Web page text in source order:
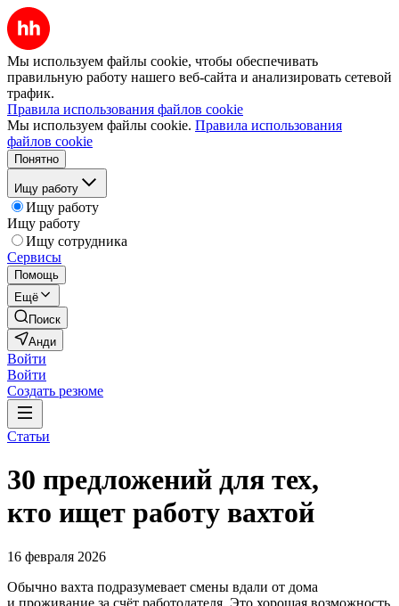
Мы используем файлы cookie, чтобы обеспечивать
правильную работу нашего веб-сайта и анализировать сетевой
трафик.
Правила использования файлов cookie
Мы используем файлы cookie. Правила использования
файлов cookie
Понятно
Ищу работу
Ищу работу
Ищу работу
Ищу сотрудника
Сервисы
Помощь
Ещё
Поиск
Анди
Войти
Войти
Создать резюме
Статьи
30 предложений для тех,
кто ищет работу вахтой
16 февраля 2026
Обычно вахта подразумевает смены вдали от дома
и проживание за счёт работодателя. Это хорошая возможность